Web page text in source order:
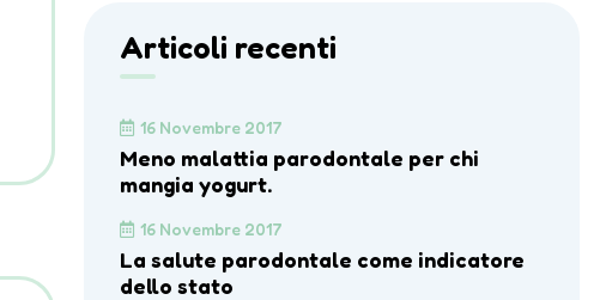
Articoli recenti
16 Novembre 2017
Meno malattia parodontale per chi
mangia yogurt.
16 Novembre 2017
La salute parodontale come indicatore
dello stato